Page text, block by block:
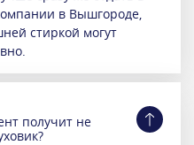
в Вышгороде,
стиркой могут
получит не